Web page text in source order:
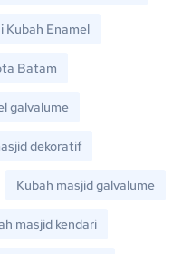
Kubah Enamel
Batam
galvalume
dekoratif
Kubah masjid galvalume
masjid kendari